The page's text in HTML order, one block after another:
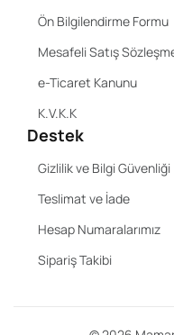
Ön Bilgilendirme Formu
Mesafeli Satış
e-Ticaret Kanunu
K.V.K.K
Destek
Gizlilik ve Bilgi Güvenliği
Teslimat ve İade
Hesap Numaralarımız
Sipariş Takibi